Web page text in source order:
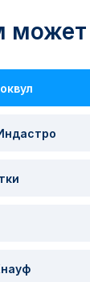
может